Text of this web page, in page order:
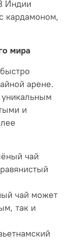
Индии
кардамоном,
мира
арене.
уникальным
и
чай
чай может
так и